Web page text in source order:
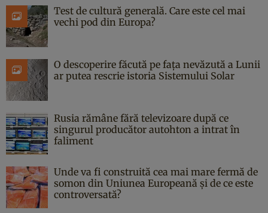
Test de cultură generală. Care este cel mai
vechi pod din Europa?
O descoperire făcută pe fața nevăzută a Lunii
ar putea rescrie istoria Sistemului Solar
Rusia rămâne fără televizoare după ce
singurul producător autohton a intrat în
faliment
Unde va fi construită cea mai mare fermă de
somon din Uniunea Europeană și de ce este
controversată?